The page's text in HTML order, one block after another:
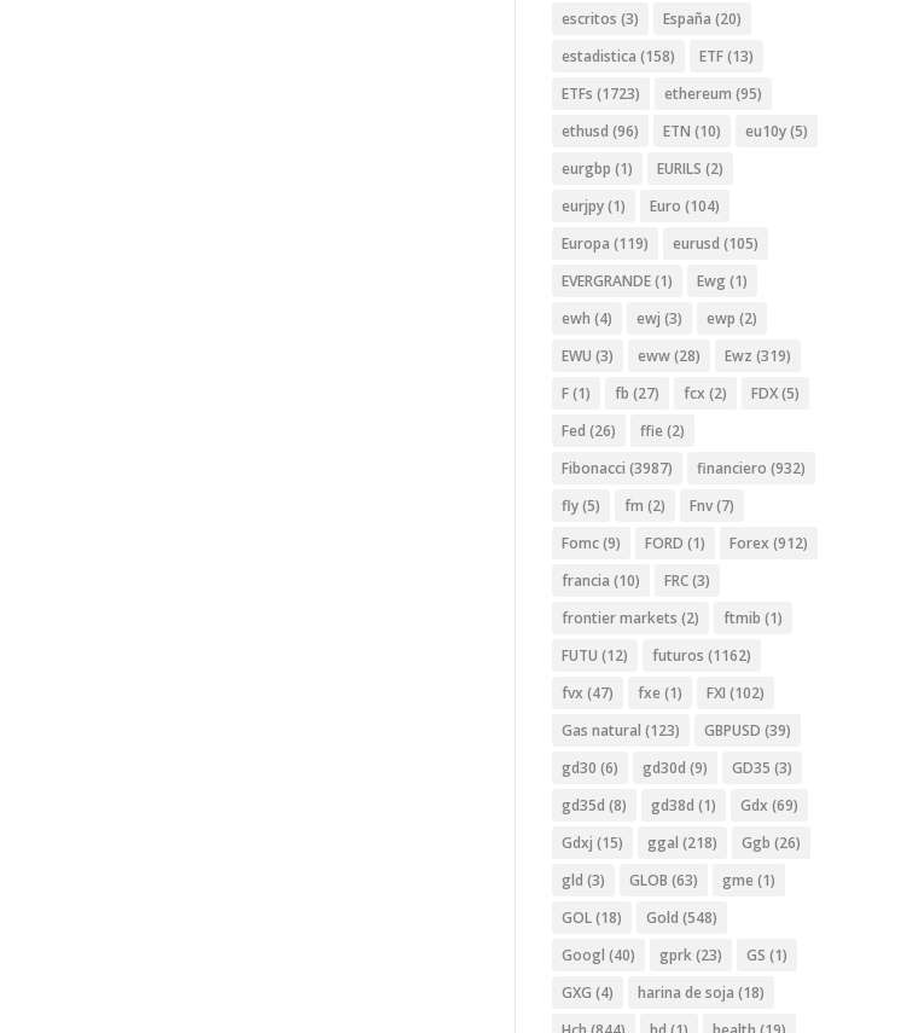
escritos (3) España (20)
estadistica (158) ETF(13)
ETFs (1723) ethereum (95)
ethusd (96) ETN (10) eu10y(5)
eurgbp (1) EURILS (2)
eurjpy(1) Euro (104)
Europa (119) eurusd (105)
EVERGRANDE(1) Ewg (1)
ewh (4) ewj (3) ewp (2)
EWU (3) eww(28) Ewz (319)
F(1) fb (27) fcx (2) FDX(5)
Fed (26) ffie (2)
Fibonacci (3987) financiero (932)
fly(5) fm (2) Fnv(7)
Fomc(9) FORD (1) Forex (912)
francia (10) FRC(3)
frontier markets (2) ftmib (1)
FUTU (12) futuros (1162)
fvx (47) fxe (1) FXI (102)
Gas natural (123) GBPUSD (39)
gd30 (6) gd30d (9) GD35 (3)
gd35d (8) gd38d (1) Gdx (69)
Gdxj (15) ggal (218) Ggb (26)
gld (3) GLOB (63) gme (1)
GOL(18) Gold (548)
Googl (40) gprk(23) GS (1)
GXG (4) harina de soja (18)